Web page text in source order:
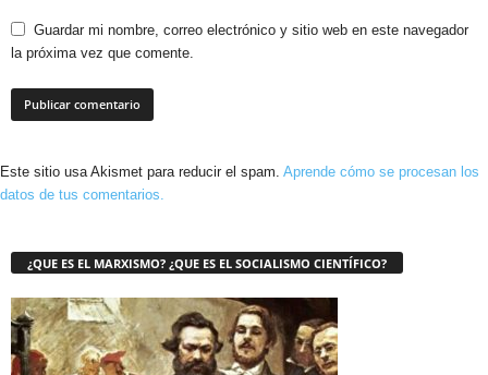
Guardar mi nombre, correo electrónico y sitio web en este navegador
la próxima vez que comente.
Este sitio usa Akismet para reducir el spam. Aprende cómo se procesan los
datos de tus comentarios.
¿QUE ES EL MARXISMO? ¿QUE ES EL SOCIALISMO CIENTÍFICO?